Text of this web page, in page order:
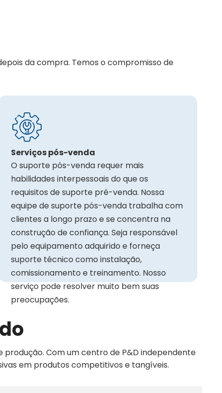
da compra. Temos o compromisso de
Serviços pós-venda
O suporte pós-venda requer mais
habilidades interpessoais do que os
requisitos de suporte pré-venda. Nossa
equipe de suporte pós-venda trabalha com
clientes a longo prazo e se concentra na
construção de confiança. Seja responsável
pelo equipamento adquirido e forneça
suporte técnico como instalação,
comissionamento e treinamento. Nosso
serviço pode resolver muito bem suas
preocupações.
Com um centro de P&D independente
em produtos competitivos e tangíveis.